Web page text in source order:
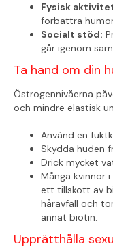
Fysisk
förbättra
Socialt stöd:
går igenom
Ta hand om din
Östrogennivåerna
och mindre elastisk
Använd en
Skydda huden
Drick mycket
Många kvinnor
ett tillskott av
håravfall och
annat biotin.
Upprätthålla